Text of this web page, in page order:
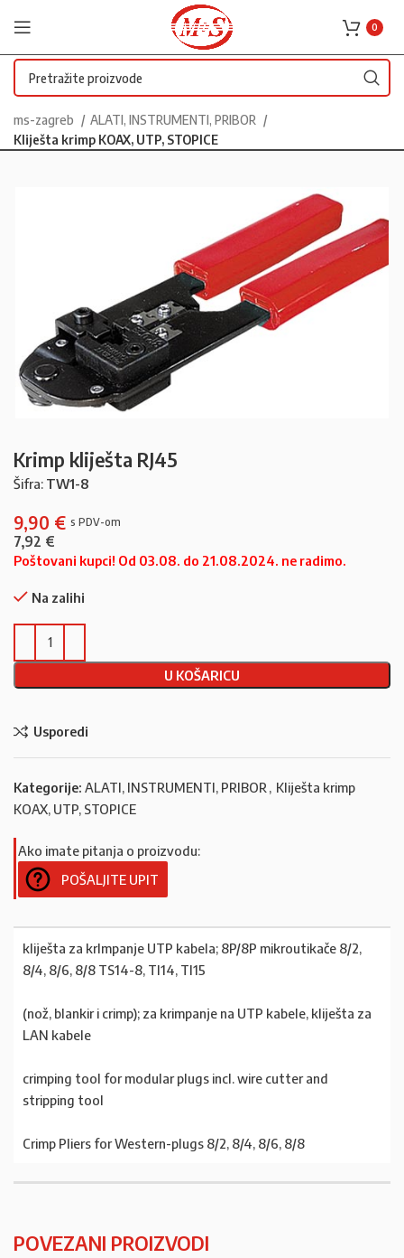
0
ms-zagreb
ALATI, INSTRUMENTI, PRIBOR
Kliješta krimp KOAX, UTP, STOPICE
Krimp kliješta RJ45
Šifra: TW1-8
9,90 €
7,92 €
Poštovani kupci! Od 03.08. do 21.08.2024. ne radimo.
Na zalihi
U KOŠARICU
Usporedi
Kategorije: ALATI, INSTRUMENTI, PRIBOR , Kliješta krimp
KOAX, UTP, STOPICE
Ako imate pitanja o proizvodu:
POŠALJITE UPIT
kliješta za krImpanje UTP kabela; 8P/8P mikroutikače 8/2,
8/4, 8/6, 8/8 TS14-8, TI14, TI15
(nož, blankir i crimp); za krimpanje na UTP kabele, kliješta za
LAN kabele
crimping tool for modular plugs incl. wire cutter and
stripping tool
Crimp Pliers for Western-plugs 8/2, 8/4, 8/6, 8/8
POVEZANI PROIZVODI